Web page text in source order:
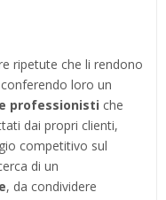
ripetute che li rendono
loro un
professionisti che
dai propri clienti,
competitivo sul
di un
, da condividere